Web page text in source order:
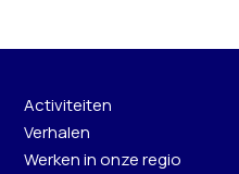
Activiteiten
Verhalen
Werken in onze regio